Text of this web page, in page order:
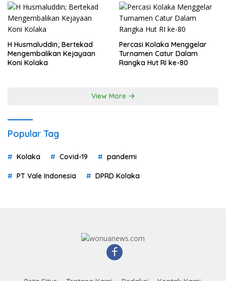
H Husmaluddin; Bertekad
Mengembalikan Kejayaan
Koni Kolaka
Percasi Kolaka Menggelar
Turnamen Catur Dalam
Rangka Hut RI ke-80
View More
Popular Tag
Kolaka Covid-19 pandemi
PT Vale Indonesia DPRD Kolaka